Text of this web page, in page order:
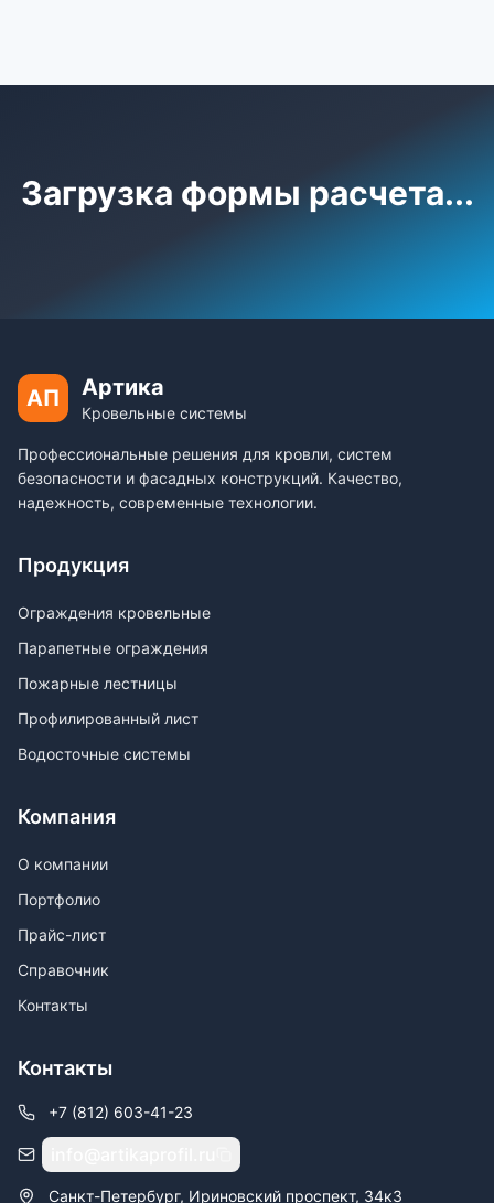
Загрузка формы расчета...
АП Артика
Кровельные системы
Профессиональные решения для кровли, систем
безопасности и фасадных конструкций. Качество,
надежность, современные технологии.
Продукция
Ограждения кровельные
Парапетные ограждения
Пожарные лестницы
Профилированный лист
Водосточные системы
Компания
О компании
Портфолио
Прайс-лист
Справочник
Контакты
Контакты
+7 (812) 603-41-23
Санкт-Петербург, Ириновский проспект, 34к3